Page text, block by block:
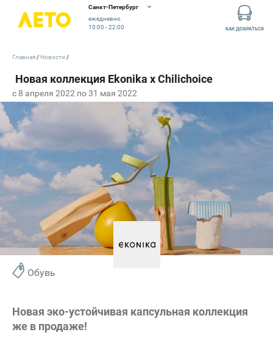
Санкт-Петербург
ежедневно
10:00 - 22:00
КАК ДОБРАТЬСЯ
c 8 апреля 2022 по 31 мая 2022
Обувь
Главная Новости
Новая эко-устойчивая капсульная коллекция
же в продаже!